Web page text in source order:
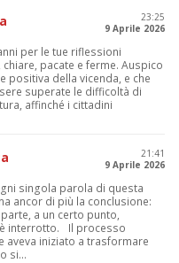
23:25
9 Aprile 2026
per le tue riflessioni
pacate e ferme. Auspico
positiva della vicenda, e che
superate le difficoltà di
affinché i cittadini
21:41
9 Aprile 2026
singola parola di questa
ancor di più la conclusione:
a un certo punto,
interrotto. Il processo
aveva iniziato a trasformare
si...